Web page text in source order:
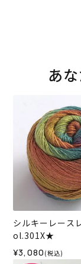
あ
シルキーレース
ol.301X★
¥3,080 (税込)